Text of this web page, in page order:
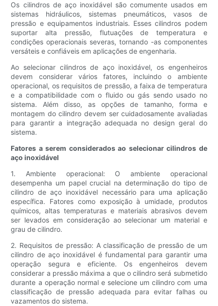
Os cilindros de aço inoxidável são comumente usados ​​em
sistemas hidráulicos, sistemas pneumáticos, vasos de
pressão e equipamentos industriais. Esses cilindros podem
suportar alta pressão, flutuações de temperatura e
condições operacionais severas, tornando -as componentes
versáteis e confiáveis ​​em aplicações de engenharia.
Ao selecionar cilindros de aço inoxidável, os engenheiros
devem considerar vários fatores, incluindo o ambiente
operacional, os requisitos de pressão, a faixa de temperatura
e a compatibilidade com o fluido ou gás sendo usado no
sistema. Além disso, as opções de tamanho, forma e
montagem do cilindro devem ser cuidadosamente avaliadas
para garantir a integração adequada no design geral do
sistema.
Fatores a serem considerados ao selecionar cilindros de
aço inoxidável
1. Ambiente operacional: O ambiente operacional
desempenha um papel crucial na determinação do tipo de
cilindro de aço inoxidável necessário para uma aplicação
específica. Fatores como exposição à umidade, produtos
químicos, altas temperaturas e materiais abrasivos devem
ser levados em consideração ao selecionar um material e
grau de cilindro.
2. Requisitos de pressão: A classificação de pressão de um
cilindro de aço inoxidável é fundamental para garantir uma
operação segura e eficiente. Os engenheiros devem
considerar a pressão máxima a que o cilindro será submetido
durante a operação normal e selecione um cilindro com uma
classificação de pressão adequada para evitar falhas ou
vazamentos do sistema.